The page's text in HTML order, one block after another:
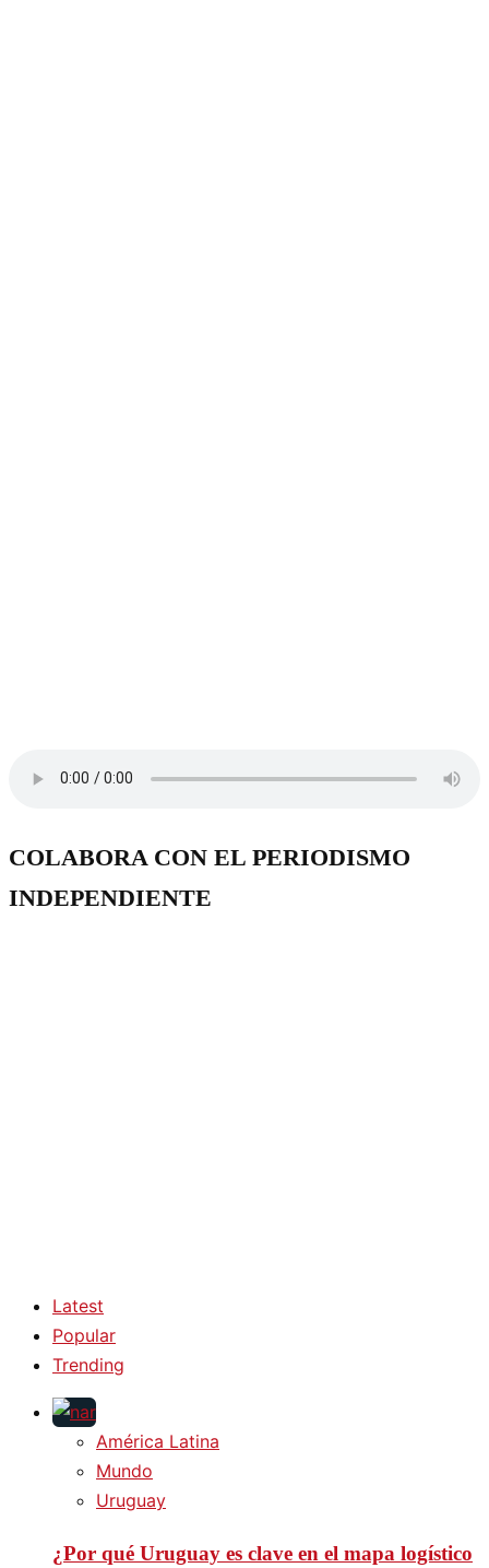
COLABORA CON EL PERIODISMO
INDEPENDIENTE
Latest
Popular
Trending
América Latina
Mundo
Uruguay
¿Por qué Uruguay es clave en el mapa logístico